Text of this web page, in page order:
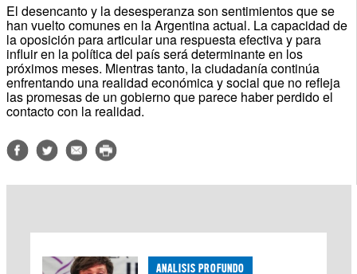
El desencanto y la desesperanza son sentimientos que se
han vuelto comunes en la Argentina actual. La capacidad de
la oposición para articular una respuesta efectiva y para
influir en la política del país será determinante en los
próximos meses. Mientras tanto, la ciudadanía continúa
enfrentando una realidad económica y social que no refleja
las promesas de un gobierno que parece haber perdido el
contacto con la realidad.
ANALISIS PROFUNDO